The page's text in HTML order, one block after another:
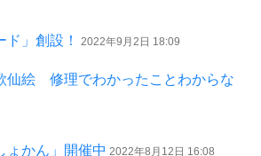
ド」創設！ 2022年9月2日 18:09
仙絵 修理でわかったことわからな
ょかん」開催中 2022年8月12日 16:08